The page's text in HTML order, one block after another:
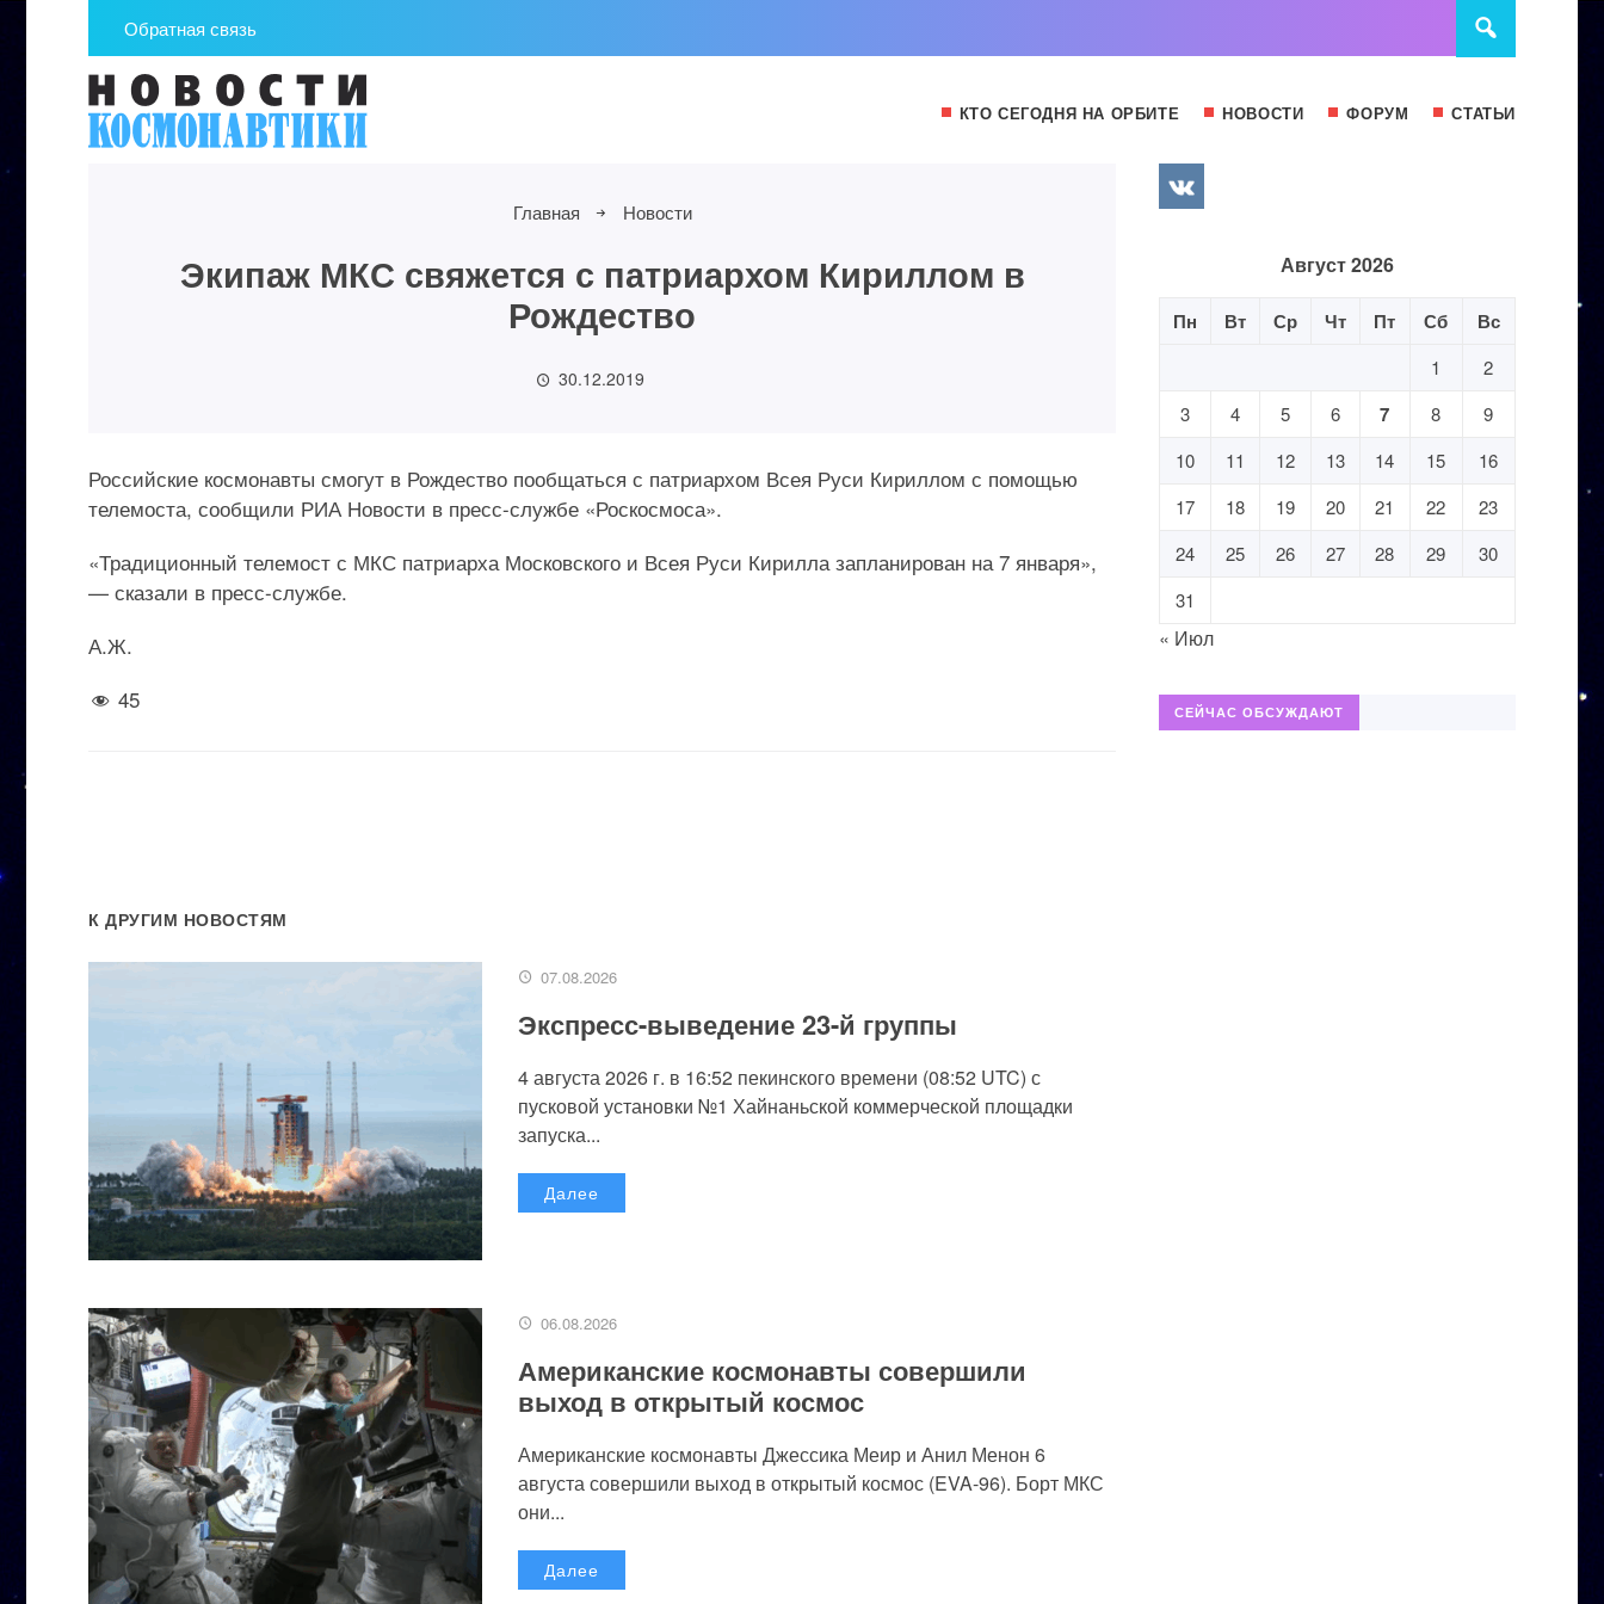
Обратная связь
КТО СЕГОДНЯ НА ОРБИТЕ НОВОСТИ ФОРУМ СТАТЬИ
Главная Новости
Экипаж МКС свяжется с патриархом Кириллом в
Рождество
30.12.2019
Российские космонавты смогут в Рождество пообщаться с патриархом Всея Руси Кириллом с помощью
телемоста, сообщили РИА Новости в пресс-службе «Роскосмоса».
«Традиционный телемост с МКС патриарха Московского и Всея Руси Кирилла запланирован на 7 января»,
— сказали в пресс-службе.
А.Ж.
45
К ДРУГИМ НОВОСТЯМ
07.08.2026
Экспресс-выведение 23-й группы
4 августа 2026 г. в 16:52 пекинского времени (08:52 UTC) с
пусковой установки №1 Хайнаньской коммерческой площадки
запуска...
Далее
06.08.2026
Американские космонавты совершили
выход в открытый космос
Американские космонавты Джессика Меир и Анил Менон 6
августа совершили выход в открытый космос (EVA-96). Борт МКС
они...
Далее
Август 2026
Пн Вт Ср Чт Пт Сб Вс
1
2
3
4 5 6 7 8
9
10
11 12 13 14 15
16
17
18 19 20 21 22
23
24
25 26 27 28 29
30
31
« Июл
СЕЙЧАС ОБСУЖДАЮТ